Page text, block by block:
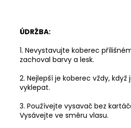
ÚDRŽBA:
1. Nevystavujte koberec
zachoval barvy a lesk.
2. Nejlepší je koberec vždy, když
vyklepat.
3. Používejte vysavač bez
Vysávejte ve směru vlasu.